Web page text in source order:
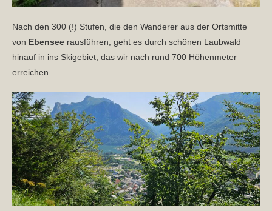
Nach den 300 (!) Stufen, die den Wanderer aus der Ortsmitte
von Ebensee rausführen, geht es durch schönen Laubwald
hinauf in ins Skigebiet, das wir nach rund 700 Höhenmeter
erreichen.